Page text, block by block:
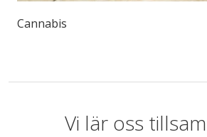
Cannabis
Vi lär oss